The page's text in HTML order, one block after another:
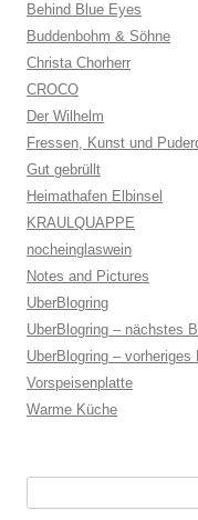
Behind Blue Eyes
Buddenbohm & Söhne
Christa Chorherr
CROCO
Der Wilhelm
Fressen, Kunst und
Gut gebrüllt
Heimathafen Elbinsel
KRAULQUAPPE
nocheinglaswein
Notes and Pictures
UberBlogring
UberBlogring – nächstes
UberBlogring – vorheriges
Vorspeisenplatte
Warme Küche